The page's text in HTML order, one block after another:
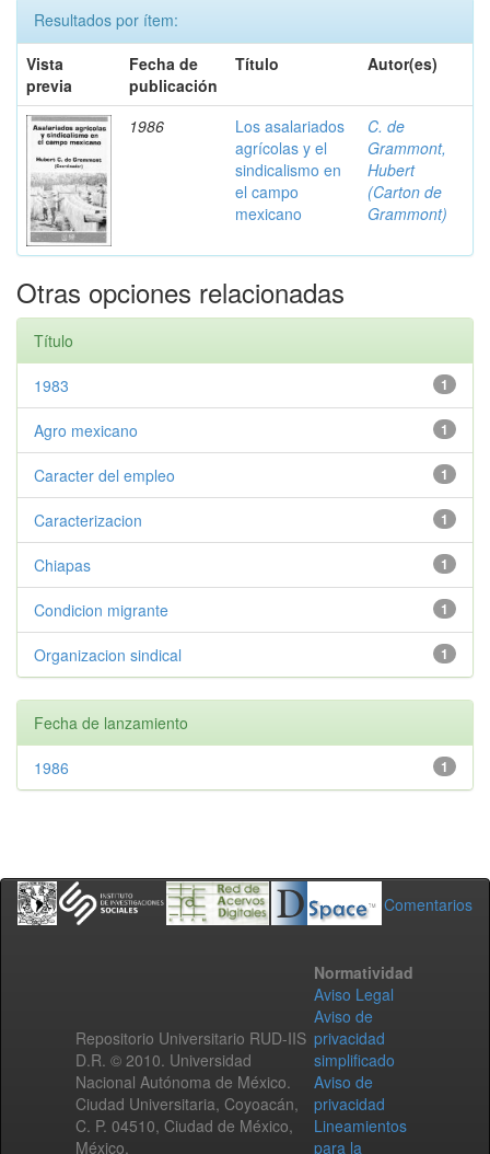
Resultados por ítem:
Vista
previa
Fecha de
publicación
Título Autor(es)
1986
Los asalariados
agrícolas y el
sindicalismo en
el campo
mexicano
C. de
Grammont,
Hubert
(Carton de
Grammont)
Otras opciones relacionadas
Título
1
1983
1
Agro mexicano
1
Caracter del empleo
1
Caracterizacion
1
Chiapas
1
Condicion migrante
1
Organizacion sindical
Fecha de lanzamiento
1
1986
Comentarios
Repositorio Universitario RUD-IIS
D.R. © 2010. Universidad
Nacional Autónoma de México.
Ciudad Universitaria, Coyoacán,
C. P. 04510, Ciudad de México,
México.
Normatividad
Aviso Legal
Aviso de
privacidad
simplificado
Aviso de
privacidad
Lineamientos
para la